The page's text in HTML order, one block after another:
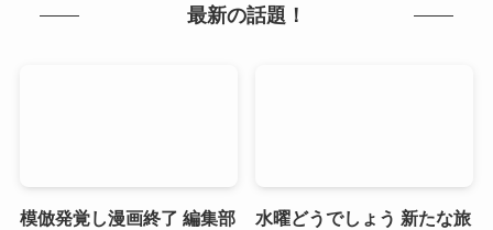
最新の話題！
模倣発覚し漫画終了 編集部
水曜どうでしょう 新たな旅